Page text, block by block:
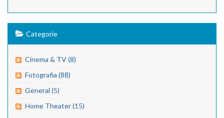
Categorie
Cinema & TV (8)
Fotografia (88)
General (5)
Home Theater (15)